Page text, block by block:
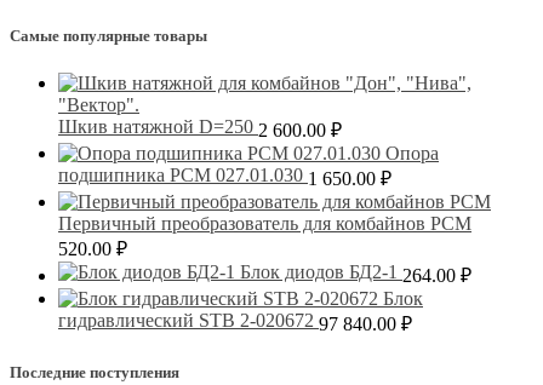
Самые популярные товары
Шкив натяжной D=250 2 600.00 ₽
Опора
подшипника РСМ 027.01.030 1 650.00 ₽
Первичный преобразователь для комбайнов РСМ
520.00 ₽
Блок диодов БД2-1 264.00 ₽
Блок
гидравлический STB 2-020672 97 840.00 ₽
Последние поступления